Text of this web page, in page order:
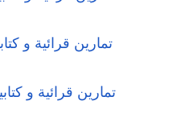
تمارين قرائية و
تمارين قرائية و